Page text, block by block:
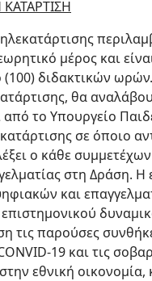
μέρος και
(100) διδακτικών ωρών.
θα
το Υπουργείο
σε όποιο
ο κάθε
στη Δράση. Η
και
τις παρούσες
19 και τις
εθνική οικονομία,